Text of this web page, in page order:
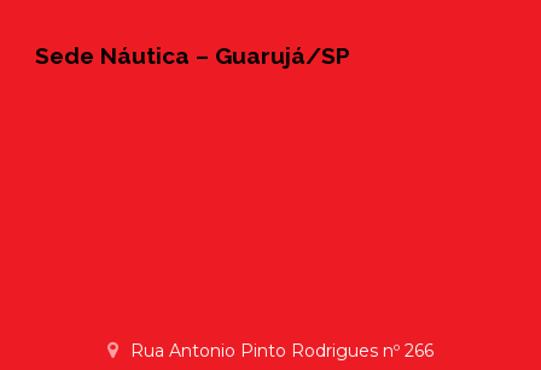
Sede Náutica – Guarujá/SP
Rua Antonio Pinto Rodrigues nº 266